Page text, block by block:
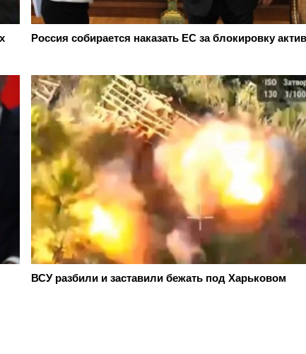
Россия собирается наказать EC за блокировку
ВСУ разбили и заставили бежать под Харьковом